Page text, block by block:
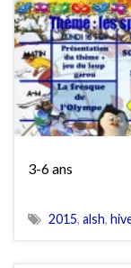
3-6
2015, alsh,